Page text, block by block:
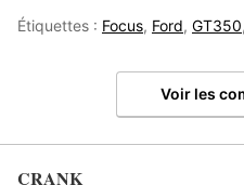
Étiquettes : Focus, Ford, GT350,
Voir les
CRANK